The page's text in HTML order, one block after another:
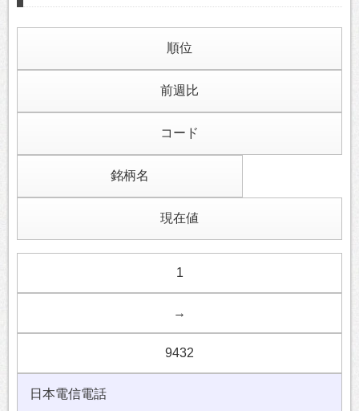
順位
前週比
コード
銘柄名
現在値
1
→
9432
日本電信電話